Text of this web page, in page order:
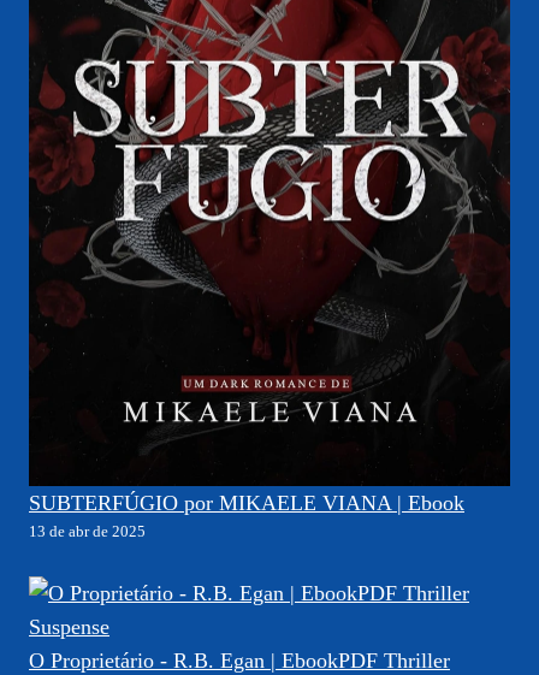
SUBTERFÚGIO por MIKAELE VIANA | Ebook
13 de abr de 2025
O Proprietário - R.B. Egan | EbookPDF Thriller